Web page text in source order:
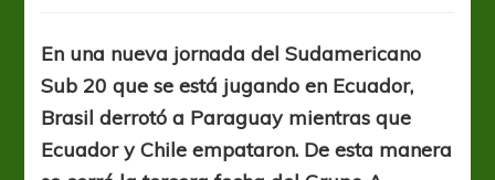
manda
en
su
y
En una nueva jornada del Sudamericano
Sub 20 que se está jugando en Ecuador,
Brasil derrotó a Paraguay mientras que
Ecuador y Chile empataron. De esta manera